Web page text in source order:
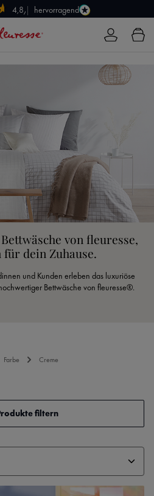
hervorragend
4,8/5
von fleuresse,
dein Zuhause.
und Kunden erleben das luxuriöse
Bettwäsche von fleuresse®.
Farbe Creme
filtern